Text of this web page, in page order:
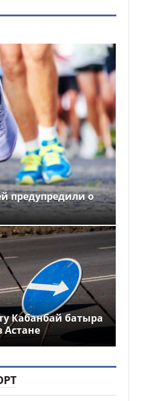
предупредили о
Кабанбай батыра
Астане